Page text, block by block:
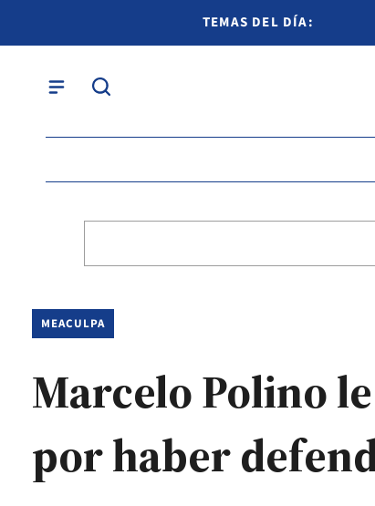
TEMAS DEL DÍA:
MEACULPA
Marcelo Polino
por haber